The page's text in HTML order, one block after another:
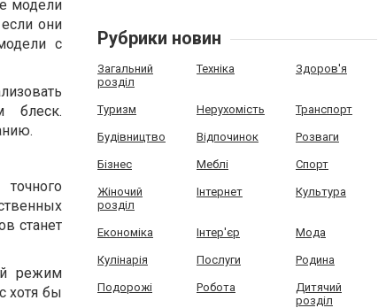
модели
они
с
блеск.
станет
режим
хотя бы
Рубрики новин
Загальний
розділ
Техніка Здоров'я
Туризм Нерухомість Транспорт
Будівництво Відпочинок Розваги
Бізнес Меблі Спорт
Жіночий
розділ
Інтернет Культура
Економіка Інтер'єр Мода
Кулінарія Послуги Родина
Подорожі Робота
Дитячий
розділ